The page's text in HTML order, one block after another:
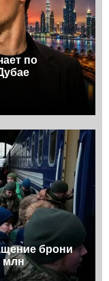
по
брони
млн